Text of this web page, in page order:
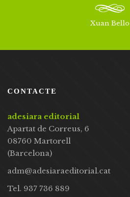
Xuan Bello
CONTACTE
adesiara editorial
Apartat de Correus, 6
08760 Martorell
(Barcelona)
adm@adesiaraeditorial.cat
Tel. 937 736 889